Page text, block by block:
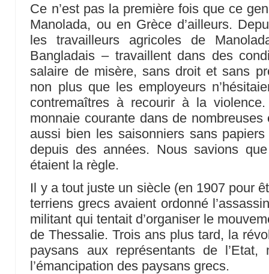
Ce n’est pas la première fois que ce
Manolada, ou en Grèce d’ailleurs.
les travailleurs agricoles de
Bangladais – travaillent dans des
salaire de misère, sans droit et sans
non plus que les employeurs
contremaîtres à recourir à la
monnaie courante dans de
aussi bien les saisonniers sans
depuis des années. Nous savions que
étaient la règle.
Il y a tout juste un siècle (en 1907 pour
terriens grecs avaient ordonné
militant qui tentait d’organiser le
de Thessalie. Trois ans plus tard, la
paysans aux représentants de
l’émancipation des paysans grecs.